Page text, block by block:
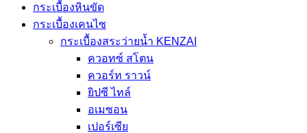
กระเบื้องหินขัด
กระเบื้องเคนไซ
กระเบื้องสระว่ายน้ำ KENZAI
ควอทซ์ สโตน
ควอร์ท ราวน์
ยิปซี ไทล์
อเมซอน
เปอร์เซีย